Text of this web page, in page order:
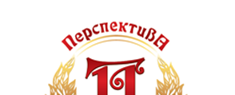
содержимому